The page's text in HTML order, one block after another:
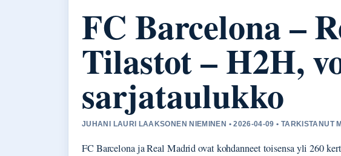
FC Barcelona –
Tilastot – H2H,
sarjataulukko
JUHANI LAURI LAAKSONEN NIEMINEN • 2026-04-09 • TARKISTANUT
FC Barcelona ja Real Madrid ovat kohdanneet toisensa yli 260